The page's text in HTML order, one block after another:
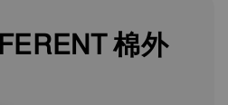
棉外